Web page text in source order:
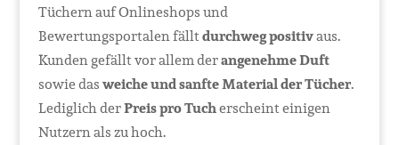
Tüchern auf Onlineshops und
Bewertungsportalen fälltdurchweg positivaus.
Kunden gefällt vor allem derangenehme Duft
sowie dasweiche und sanfte Material der Tücher.
Lediglich derPreis pro Tucherscheint einigen
Nutzern als zu hoch.